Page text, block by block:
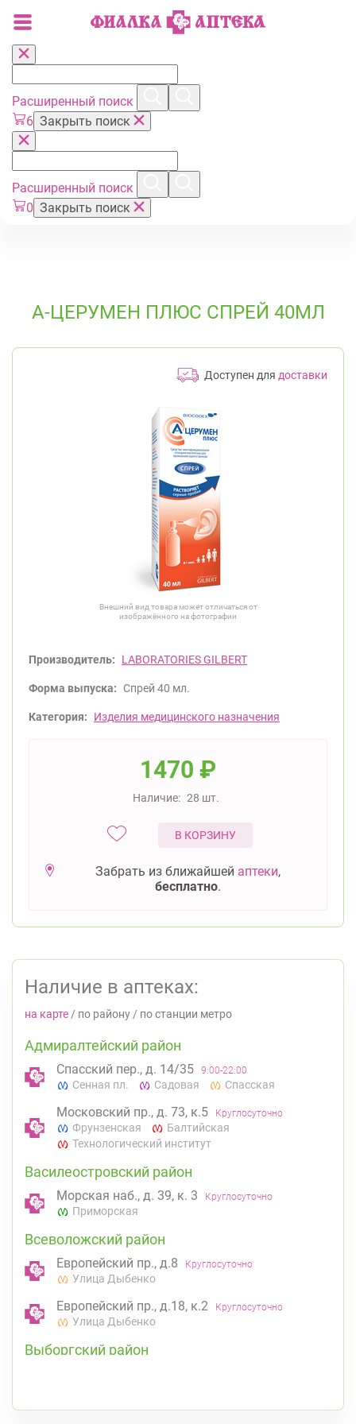
Расширенный поиск
6 Закрыть поиск
Расширенный поиск
0 Закрыть поиск
А-ЦЕРУМЕН ПЛЮС СПРЕЙ 40МЛ
Доступен для доставки
Внешний вид товара может отличаться от
изображённого на фотографии
Производитель: LABORATORIES GILBERT
Форма выпуска: Спрей 40 мл.
Категория: Изделия медицинского назначения
1470 ₽
Наличие: 28 шт.
В КОРЗИНУ
Забрать из ближайшей аптеки,
бесплатно.
Наличие в аптеках:
на карте / по району / по станции метро
Адмиралтейский район
Спасский пер., д. 14/35 9:00-22:00
Сенная пл. Садовая Спасская
Московский пр., д. 73, к.5 Круглосуточно
Фрунзенская
Балтийская
Технологический институт
Василеостровский район
Морская наб., д. 39, к. 3 Круглосуточно
Приморская
Всеволожский район
Европейский пр., д.8 Круглосуточно
Улица Дыбенко
Европейский пр., д.18, к.2 Круглосуточно
Улица Дыбенко
Выборгский район